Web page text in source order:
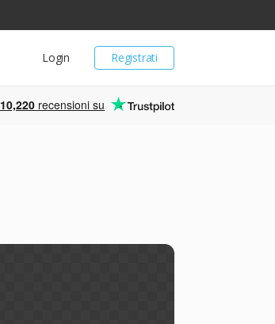
Registrati
Login
10,220 recensioni su